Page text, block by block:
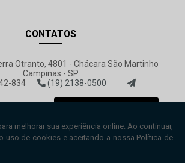
CONTATOS
Otranto, 4801 - Chácara São Martinho
Campinas - SP
834
(19) 2138-0500